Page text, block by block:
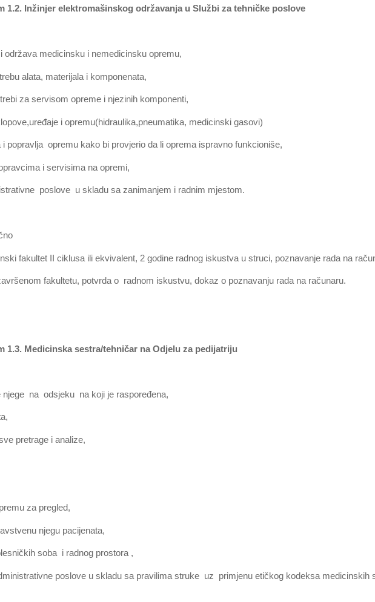
1.2. Inžinjer elektromašinskog održavanja u Službi za tehničke poslove
održava medicinsku i nemedicinsku opremu,
alata, materijala i komponenata,
za servisom opreme i njezinih komponenti,
i opremu(hidraulika,pneumatika, medicinski gasovi)
popravlja opremu kako bi provjerio da li oprema ispravno funkcioniše,
i servisima na opremi,
poslove u skladu sa zanimanjem i radnim mjestom.
fakultet II ciklusa ili ekvivalent, 2 godine radnog iskustva u struci, poznavanje rada na
fakultetu, potvrda o radnom iskustvu, dokaz o poznavanju rada na računaru.
1.3. Medicinska sestra/tehničar na Odjelu za pedijatriju
na odsjeku na koji je raspoređena,
pretrage i analize,
za pregled,
njegu pacijenata,
soba i radnog prostora ,
poslove u skladu sa pravilima struke uz primjenu etičkog kodeksa medicinskih